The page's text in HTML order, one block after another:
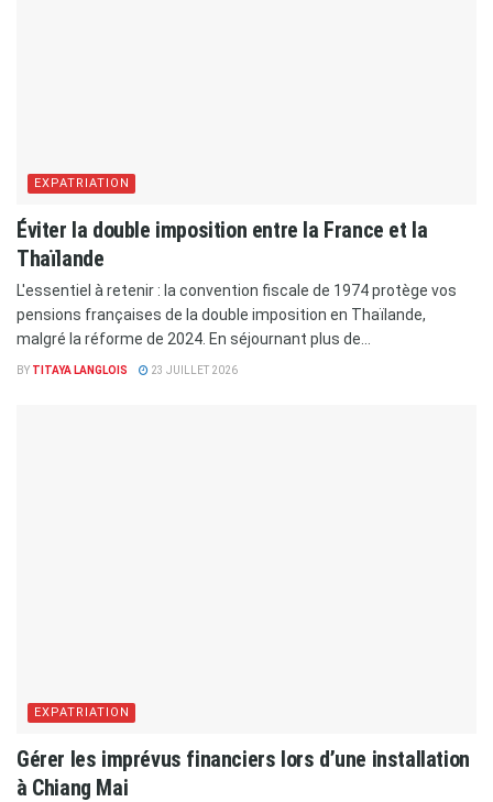
EXPATRIATION
Éviter la double imposition entre la France et la
Thaïlande
L'essentiel à retenir : la convention fiscale de 1974 protège vos
pensions françaises de la double imposition en Thaïlande,
malgré la réforme de 2024. En séjournant plus de...
BY TITAYA LANGLOIS 23 JUILLET 2026
EXPATRIATION
Gérer les imprévus financiers lors d’une installation
à Chiang Mai